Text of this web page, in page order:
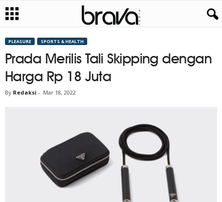
PLEASURE SPORTS & HEALTH
Prada Merilis Tali Skipping dengan
Harga Rp 18 Juta
By Redaksi - Mar 18, 2022